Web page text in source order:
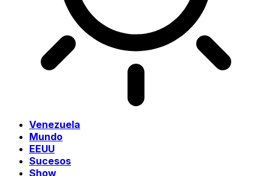
Venezuela
Mundo
EEUU
Sucesos
Show